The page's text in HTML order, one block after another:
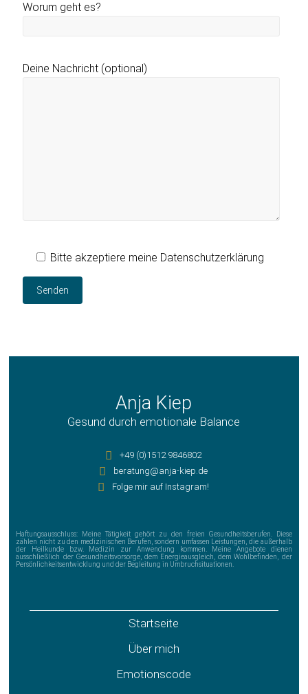
Worum geht es?
Deine Nachricht (optional)
Bitte akzeptiere meine Datenschutzerklärung
Anja Kiep
Gesund durch emotionale Balance
+49 (0)1512 9846802
beratung@anja-kiep.de
Folge mir auf Instagram!
Haftungsausschluss: Meine Tätigkeit gehört zu den freien Gesundheitsberufen. Diese
zählen nicht zu den medizinischen Berufen, sondern umfassen Leistungen, die außerhalb
der Heilkunde bzw. Medizin zur Anwendung kommen. Meine Angebote dienen
ausschließlich der Gesundheitsvorsorge, dem Energieausgleich, dem Wohlbefinden, der
Persönlichkeitsentwicklung und der Begleitung in Umbruchsituationen.
Startseite
Über mich
Emotionscode